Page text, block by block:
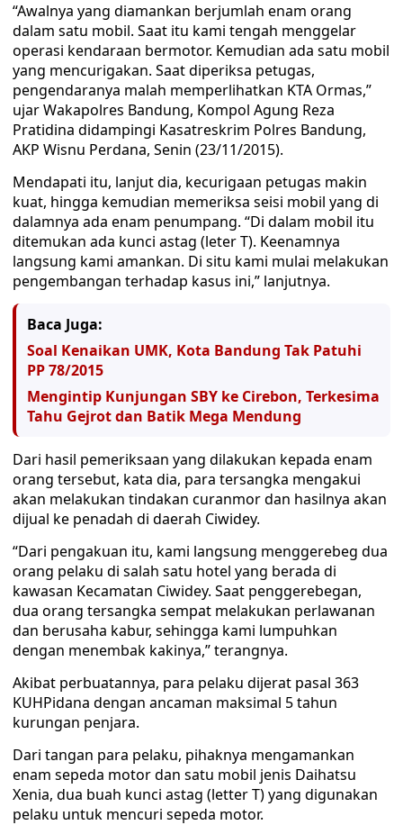
“Awalnya yang diamankan berjumlah enam orang
dalam satu mobil. Saat itu kami tengah menggelar
operasi kendaraan bermotor. Kemudian ada satu mobil
yang mencurigakan. Saat diperiksa petugas,
pengendaranya malah memperlihatkan KTA Ormas,”
ujar Wakapolres Bandung, Kompol Agung Reza
Pratidina didampingi Kasatreskrim Polres Bandung,
AKP Wisnu Perdana, Senin (23/11/2015).
Mendapati itu, lanjut dia, kecurigaan petugas makin
kuat, hingga kemudian memeriksa seisi mobil yang di
dalamnya ada enam penumpang. “Di dalam mobil itu
ditemukan ada kunci astag (leter T). Keenamnya
langsung kami amankan. Di situ kami mulai melakukan
pengembangan terhadap kasus ini,” lanjutnya.
Baca Juga:
Soal Kenaikan UMK, Kota Bandung Tak Patuhi
PP 78/2015
Mengintip Kunjungan SBY ke Cirebon, Terkesima
Tahu Gejrot dan Batik Mega Mendung
Dari hasil pemeriksaan yang dilakukan kepada enam
orang tersebut, kata dia, para tersangka mengakui
akan melakukan tindakan curanmor dan hasilnya akan
dijual ke penadah di daerah Ciwidey.
“Dari pengakuan itu, kami langsung menggerebeg dua
orang pelaku di salah satu hotel yang berada di
kawasan Kecamatan Ciwidey. Saat penggerebegan,
dua orang tersangka sempat melakukan perlawanan
dan berusaha kabur, sehingga kami lumpuhkan
dengan menembak kakinya,” terangnya.
Akibat perbuatannya, para pelaku dijerat pasal 363
KUHPidana dengan ancaman maksimal 5 tahun
kurungan penjara.
Dari tangan para pelaku, pihaknya mengamankan
enam sepeda motor dan satu mobil jenis Daihatsu
Xenia, dua buah kunci astag (letter T) yang digunakan
pelaku untuk mencuri sepeda motor.